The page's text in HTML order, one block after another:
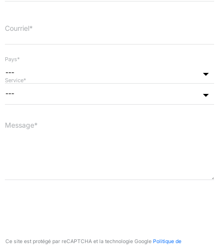
Courriel*
---
Pays*
---
Service*
Message*
Ce site est protégé par reCAPTCHA et la technologie Google Politique de